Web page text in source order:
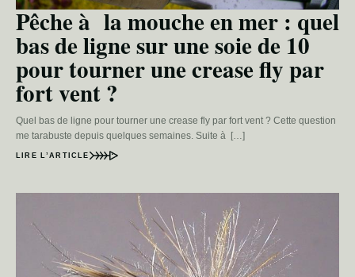
Pêche à la mouche en mer : quel
bas de ligne sur une soie de 10
pour tourner une crease fly par
fort vent ?
Quel bas de ligne pour tourner une crease fly par fort vent ? Cette question
me tarabuste depuis quelques semaines. Suite à […]
LIRE L’ARTICLE